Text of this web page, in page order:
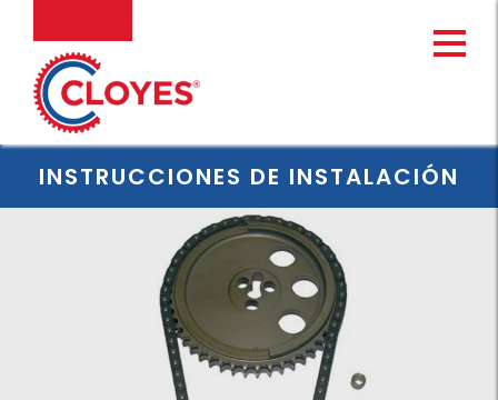
contenido
INSTRUCCIONES DE INSTALACIÓN